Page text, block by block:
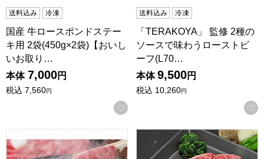
送料込み 冷凍
国産 牛ロースポンドステー
キ用 2袋(450g×2袋)【おいし
いお取り…
本体 7,000円
税込 7,560円
お気に入りに登録する
送料込み 冷凍
「TERAKOYA」 監修 2種の
ソースで味わうローストビ
ーフ(L70…
本体 9,500円
税込 10,260円
ブランド牛すき焼き用5種食べ比べ(松阪牛・神戸ビーフ・
【米沢牛黄木】米沢牛肩ロ